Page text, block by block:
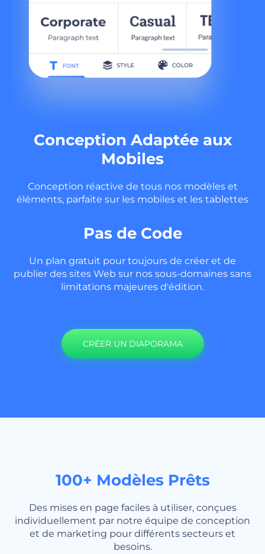
Conception Adaptée aux
Mobiles
Conception réactive de tous nos modèles et
éléments, parfaite sur les mobiles et les tablettes
Pas de Code
Un plan gratuit pour toujours de créer et de
publier des sites Web sur nos sous-domaines sans
limitations majeures d'édition.
CRÉER UN DIAPORAMA
100+ Modèles Prêts
Des mises en page faciles à utiliser, conçues
individuellement par notre équipe de conception
et de marketing pour différents secteurs et
besoins.